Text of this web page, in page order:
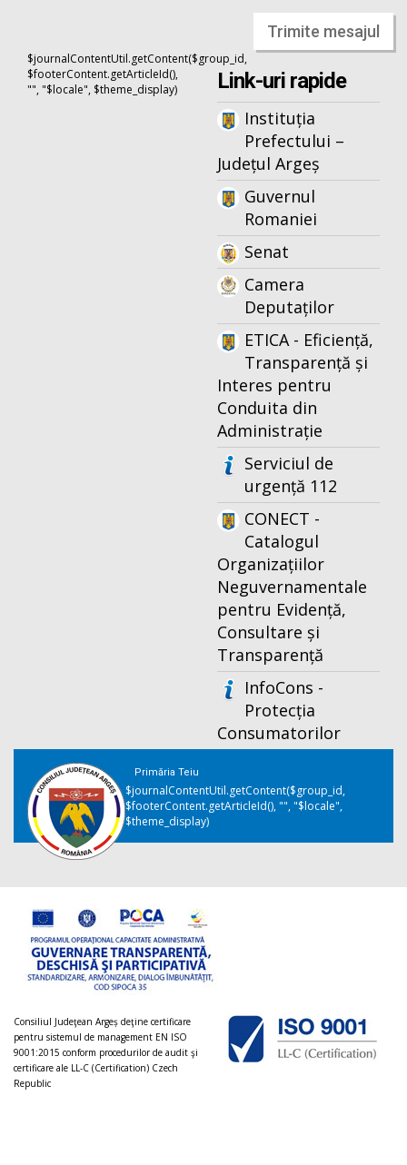
Trimite mesajul
$journalContentUtil.getContent($group_id,
$footerContent.getArticleId(),
"", "$locale", $theme_display)
Link-uri rapide
Instituția
Prefectului –
Județul Argeș
Guvernul
Romaniei
Senat
Camera
Deputaților
ETICA - Eficiență,
Transparență și
Interes pentru
Conduita din
Administrație
Serviciul de
urgență 112
CONECT -
Catalogul
Organizațiilor
Neguvernamentale
pentru Evidență,
Consultare și
Transparență
InfoCons -
Protecția
Consumatorilor
Primăria Teiu
$journalContentUtil.getContent($group_id,
$footerContent.getArticleId(), "", "$locale",
$theme_display)
Consiliul Judeţean Argeș deţine certificare
pentru sistemul de management EN ISO
9001:2015 conform procedurilor de audit şi
certificare ale LL-C (Certification) Czech
Republic